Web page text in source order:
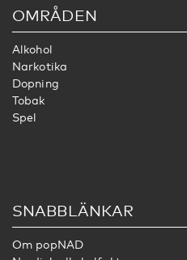
OMRÅDEN
Alkohol
Narkotika
Dopning
Tobak
Spel
SNABBLÄNKAR
Om popNAD